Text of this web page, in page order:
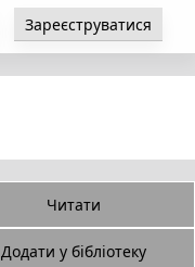
Зареєструватися
Читати
Додати у бібліотеку